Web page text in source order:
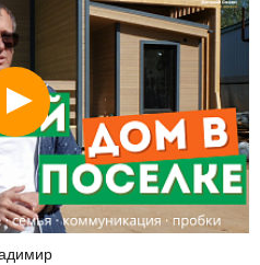
Смотреть